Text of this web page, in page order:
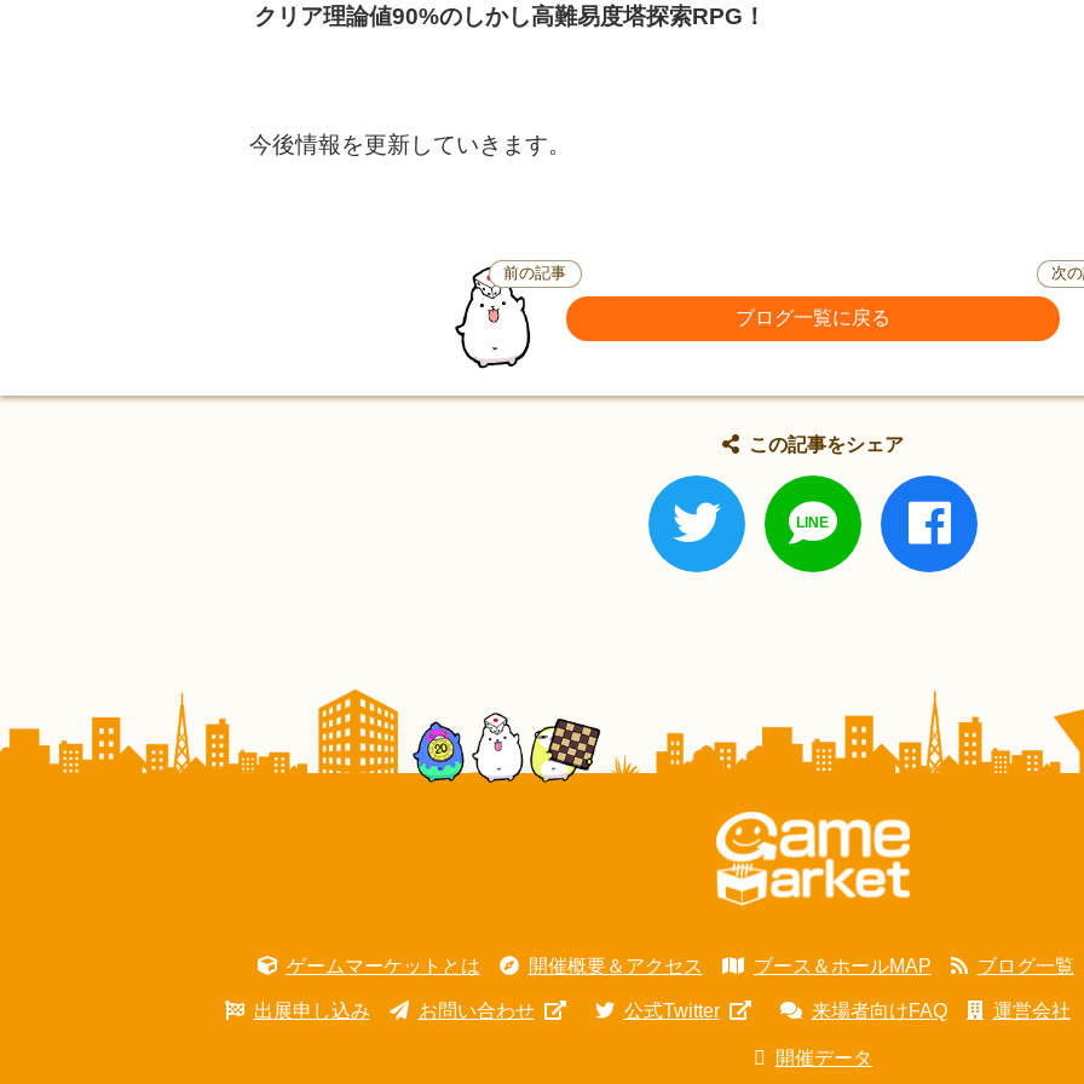
クリア理論値90%のしかし高難易度塔探索RPG！
今後情報を更新していきます。
前の記事
ブログ一覧に戻る
次
この記事をシェア
ゲームマーケットとは 開催概要＆アクセス ブース＆ホールMAP ブログ一覧
出展申し込み お問い合わせ 公式Twitter 来場者向けFAQ 運営会社
開催データ